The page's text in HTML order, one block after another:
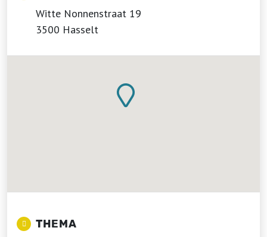
Witte Nonnenstraat 19
3500 Hasselt
THEMA